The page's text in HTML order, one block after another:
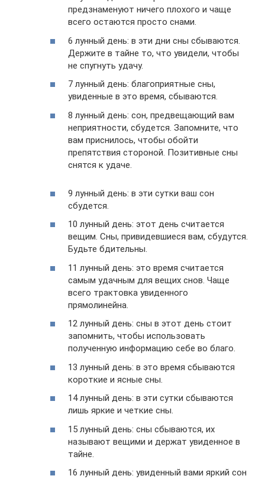
предзнаменуют ничего плохого и чаще
всего остаются просто снами.
6 лунный день: в эти дни сны сбываются.
Держите в тайне то, что увидели, чтобы
не спугнуть удачу.
7 лунный день: благоприятные сны,
увиденные в это время, сбываются.
8 лунный день: сон, предвещающий вам
неприятности, сбудется. Запомните, что
вам приснилось, чтобы обойти
препятствия стороной. Позитивные сны
снятся к удаче.
9 лунный день: в эти сутки ваш сон
сбудется.
10 лунный день: этот день считается
вещим. Сны, привидевшиеся вам, сбудутся.
Будьте бдительны.
11 лунный день: это время считается
самым удачным для вещих снов. Чаще
всего трактовка увиденного
прямолинейна.
12 лунный день: сны в этот день стоит
запомнить, чтобы использовать
полученную информацию себе во благо.
13 лунный день: в это время сбываются
короткие и ясные сны.
14 лунный день: в эти сутки сбываются
лишь яркие и четкие сны.
15 лунный день: сны сбываются, их
называют вещими и держат увиденное в
тайне.
16 лунный день: увиденный вами яркий сон